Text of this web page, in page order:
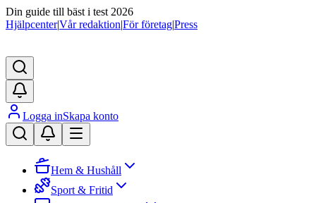
Din guide till bäst i test 2026
Hjälpcenter|Vår redaktion|För företag|Press
Logga inSkapa konto
Hem & Hushåll
Sport & Fritid